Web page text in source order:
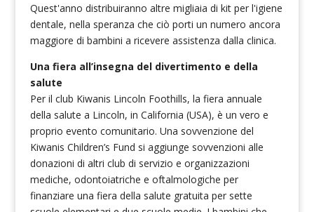
Quest'anno distribuiranno altre migliaia di kit per l'igiene
dentale, nella speranza che ciò porti un numero ancora
maggiore di bambini a ricevere assistenza dalla clinica.
Una fiera all’insegna del divertimento e della
salute
Per il club Kiwanis Lincoln Foothills, la fiera annuale
della salute a Lincoln, in California (USA), è un vero e
proprio evento comunitario. Una sovvenzione del
Kiwanis Children’s Fund si aggiunge sovvenzioni alle
donazioni di altri club di servizio e organizzazioni
mediche, odontoiatriche e oftalmologiche per
finanziare una fiera della salute gratuita per sette